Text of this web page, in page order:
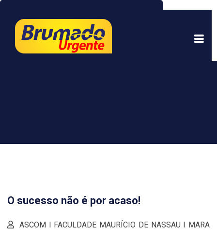
experiência. Ao continuar a navegar, você está
de acordo com isso.Saber mais.
O sucesso não é por acaso!
ASCOM I FACULDADE MAURÍCIO DE NASSAU I MARA